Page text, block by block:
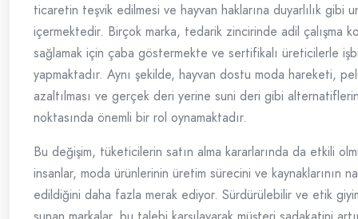
ticaretin teşvik edilmesi ve hayvan haklarına duyarlılık gibi
içermektedir. Birçok marka, tedarik zincirinde adil çalışma
sağlamak için çaba göstermekte ve sertifikalı üreticilerle
yapmaktadır. Aynı şekilde, hayvan dostu moda hareketi,
azaltılması ve gerçek deri yerine suni deri gibi
noktasında önemli bir rol oynamaktadır.
Bu değişim, tüketicilerin satın alma kararlarında da etkili
insanlar, moda ürünlerinin üretim sürecini ve kaynaklarının
edildiğini daha fazla merak ediyor. Sürdürülebilir ve etik